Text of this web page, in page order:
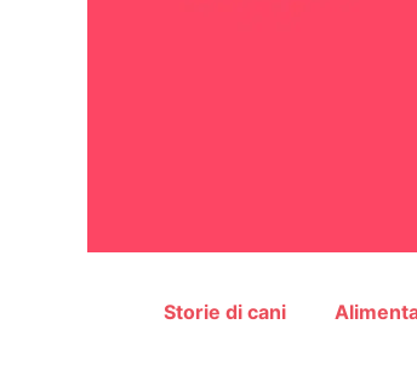
Storie di cani